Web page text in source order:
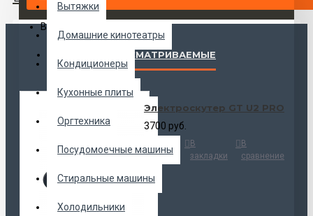
Вытяжки
Домашние кинотеатры
Кондиционеры
Кухонные плиты
Оргтехника
Посудомоечные машины
Стиральные машины
Холодильники
Ваша корзина пуста!
НАИБОЛЕЕ ПРОСМАТРИВАЕМЫЕ
Электроскутер GT U2 PRO
3700 руб.
В
закладки
В
сравнение